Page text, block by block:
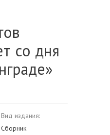
со дня
Вид издания:
Сборник